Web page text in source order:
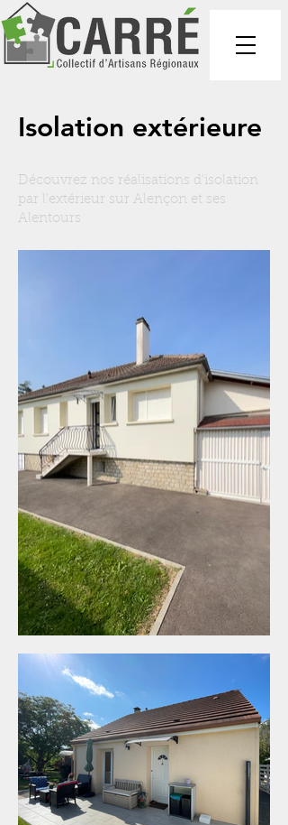
Isolation extérieure
Découvrez nos réalisations d'isolation
par l'extérieur sur Alençon et ses
Alentours